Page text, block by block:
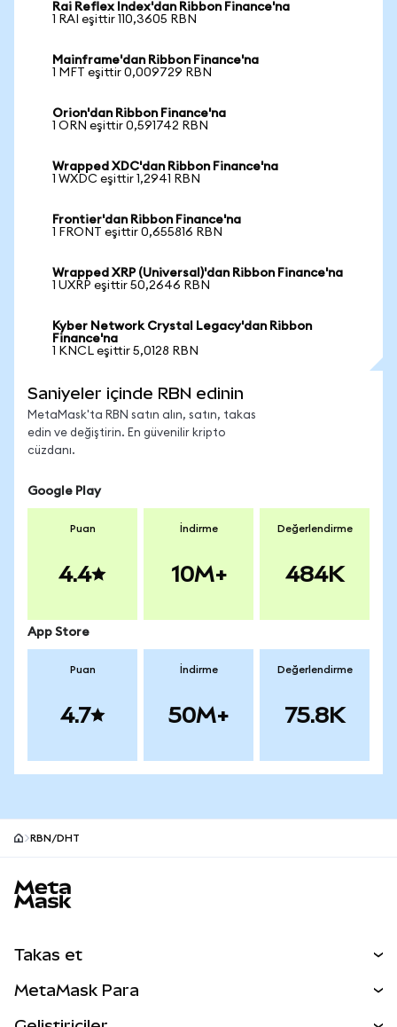
Rai Reflex Index'dan Ribbon Finance'na
1 RAI eşittir 110,3605 RBN
Mainframe'dan Ribbon Finance'na
1 MFT eşittir 0,009729 RBN
Orion'dan Ribbon Finance'na
1 ORN eşittir 0,591742 RBN
Wrapped XDC'dan Ribbon Finance'na
1 WXDC eşittir 1,2941 RBN
Frontier'dan Ribbon Finance'na
1 FRONT eşittir 0,655816 RBN
Wrapped XRP (Universal)'dan Ribbon Finance'na
1 UXRP eşittir 50,2646 RBN
Kyber Network Crystal Legacy'dan Ribbon
Finance'na
1 KNCL eşittir 5,0128 RBN
Saniyeler içinde RBN edinin
MetaMask'ta RBN satın alın, satın, takas
edin ve değiştirin. En güvenilir kripto
cüzdanı.
Google Play
Puan
4.4
İndirme
10M+
Değerlendirme
484K
App Store
Puan
4.7
İndirme
50M+
Değerlendirme
75.8K
RBN/DHT
Takas et
MetaMask Para